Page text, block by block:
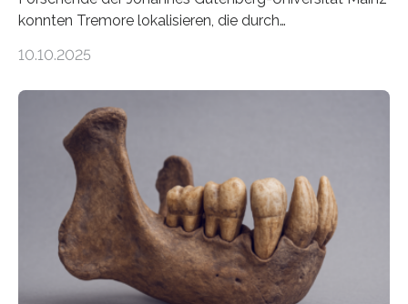
konnten Tremore lokalisieren, die durch
Vulkan? Was passiert in der Erde darunter? Wo
erzeugt durch Magma oder Gase, die sich durch
Schlote einen Weg nach oben bahnen? Jun.-Prof. Dr.
Miriam Christina Reiss, Vulkanseismologin an der
Johannes Gutenberg-Universität Mainz (JGU), und ihr
Team haben am Vulkan Oldoinyo Lengai in Tansania
solche Tremore lokalisiert. „Wir konnten die Tremore
nicht nur nachweisen, sondern ihren Ort in…
10.10.2025